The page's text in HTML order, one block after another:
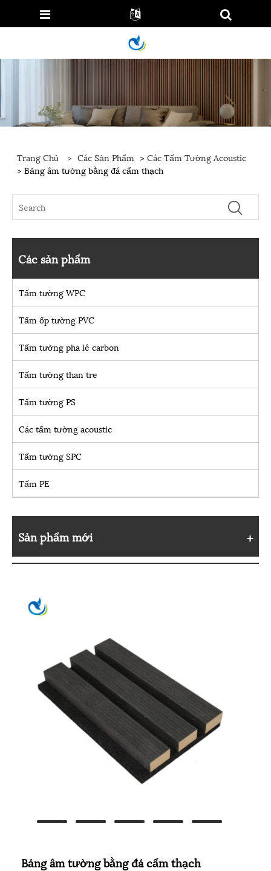
Trang Chủ > Các Sản Phẩm >Các Tấm Tường Acoustic
> Bảng âm tường bằng đá cẩm thạch
Các sản phẩm
Tấm tường WPC
Tấm ốp tường PVC
Tấm tường pha lê carbon
Tấm tường than tre
Tấm tường PS
Các tấm tường acoustic
Tấm tường SPC
Tấm PE
Sản phẩm mới
Bảng âm tường bằng đá cẩm thạch